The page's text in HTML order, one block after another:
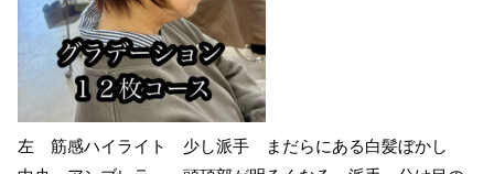
左 筋感ハイライト 少し派手 まだらにある白髪ぼかし